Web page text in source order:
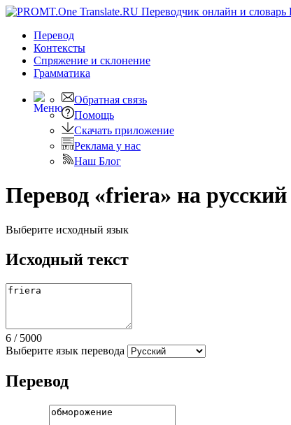
Перевод
Контексты
Спряжение и склонение
Грамматика
Обратная связь
Помощь
Скачать приложение
Реклама у нас
Наш Блог
Перевод «friera» на русский
Выберите исходный язык
Исходный текст
6 / 5000
Выберите язык перевода
Перевод